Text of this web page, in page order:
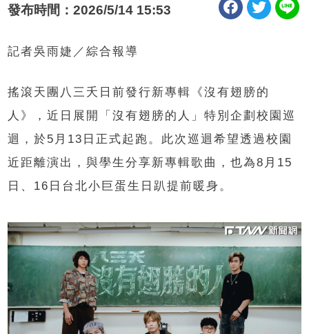
發布時間：2026/5/14 15:53
記者吳雨婕／綜合報導
搖滾天團八三夭日前發行新專輯《沒有翅膀的
人》，近日展開「沒有翅膀的人」特別企劃校園巡
迴，於5月13日正式起跑。此次巡迴希望透過校園
近距離演出，與學生分享新專輯歌曲，也為8月15
日、16日台北小巨蛋生日趴提前暖身。